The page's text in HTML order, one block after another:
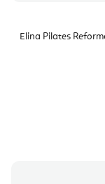
Elina Pilates